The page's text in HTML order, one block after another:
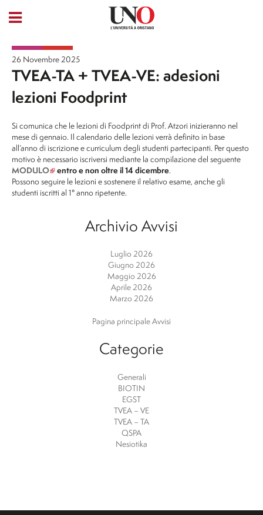
26 Novembre 2025
TVEA-TA + TVEA-VE: adesioni
lezioni Foodprint
Si comunica che le lezioni di Foodprint di Prof. Atzori inizieranno nel
mese di gennaio. Il calendario delle lezioni verrà definito in base
all’anno di iscrizione e curriculum degli studenti partecipanti. Per questo
motivo è necessario iscriversi mediante la compilazione del seguente
MODULO
entro e non oltre il 14 dicembre.
Possono seguire le lezioni e sostenere il relativo esame, anche gli
studenti iscritti al 1° anno ripetente.
Archivio Avvisi
Luglio 2026
Giugno 2026
Maggio 2026
Aprile 2026
Marzo 2026
Pagina principale Avvisi
Categorie
Generali
BIOTIN
EGST
TVEA – VE
TVEA – TA
QSPA
Nesiotika